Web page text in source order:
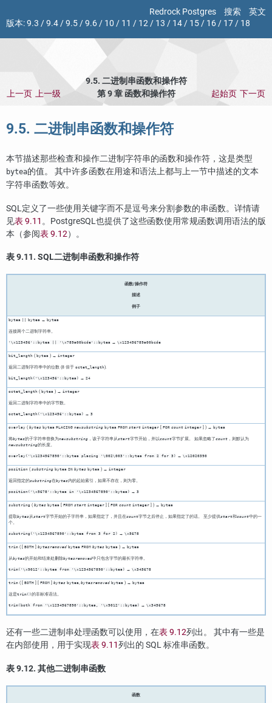
Redrock Postgres 搜索
英文
版本:9.3 /9.4/9.5/9.6/ 10 / 11 / 12/ 13 / 14/ 15/ 16/ 17/ 18
9.5. 二进制串函数和操作符
上一页 上一级 第 9 章 函数和操作符 起始页 下一页
9.5. 二进制串函数和操作符
本节描述那些检查和操作二进制字符串的函数和操作符，这是类型
bytea的值。 其中许多函数在用途和语法上都与上一节中描述的文本
字符串函数等效。
SQL定义了一些使用关键字而不是逗号来分割参数的串函数。详情请
见表 9.11 。 PostgreSQL也提供了这些函数使用常规函数调用语法的版
本（参阅表 9.12）。
表 9.11. SQL二进制串函数和操作符
函数/操作符
描述
例子
bytea bytea→ bytea
连接两个二进制字符串。
'\x123456'::bytea || '\x789a00bcde'::bytea→ \x123456789a00bcde
bit_length ( bytea) → integer
返回二进制字符串中的位数 (8 倍于 octet_length).
bit_length('\x123456'::bytea) → 24
octet_length ( bytea) → integer
返回二进制字符串中的字节数。
octet_length('\x123456'::bytea) → 3
overlay( bytes bytea PLACING newsubstring bytea FROM start integer[ FOR count integer ] ) → bytea
将bytes的子字符串替换为newsubstring，该子字符串从 start字节开始，并以count字节扩展。 如果忽略了count，则默认为
newsubstring的长度。
overlay('\x1234567890'::bytea placing '\002\003'::bytea from 2 for 3) → \x12020390
position ( substring bytea IN bytes bytea) → integer
返回指定的substring在bytes内的起始索引，如果不存在，则为零。
position('\x5678'::bytea in '\x1234567890'::bytea) → 3
substring ( bytes bytea[ FROM start integer ] [ FOR count integer ] ) → bytea
提取bytes 从 start字节开始的子字符串，如果指定了，并且在count字节之后停止，如果指定了的话。 至少提供start和count中的一
个。
substring('\x1234567890'::bytea from 3 for 2) → \x5678
trim( [ BOTH ] bytesremoved bytea FROM bytes bytea) → bytea
从bytes的开始和结束处删除bytesremoved中只包含字节的最长字符串。
trim('\x9012'::bytea from '\x1234567890'::bytea) → \x345678
trim( [ BOTH ] [ FROM ] bytes bytea, bytesremoved bytea) → bytea
这是trim()的非标准语法。
trim(both from '\x1234567890'::bytea, '\x9012'::bytea) → \x345678
还有一些二进制串处理函数可以使用，在表 9.12列出。 其中有一些是
在内部使用，用于实现表 9.11列出的 SQL 标准串函数。
表 9.12. 其他二进制串函数
函数